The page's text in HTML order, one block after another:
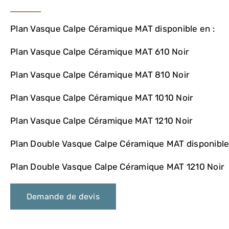
Plan Vasque Calpe Céramique MAT disponible en :
Plan Vasque Calpe Céramique MAT 610 Noir
Plan Vasque Calpe Céramique MAT 810 Noir
Plan Vasque Calpe Céramique MAT 1010 Noir
Plan Vasque Calpe Céramique MAT 1210 Noir
Plan Double Vasque Calpe Céramique MAT
Plan Double Vasque Calpe Céramique MAT 1210 Noir
Demande de devis